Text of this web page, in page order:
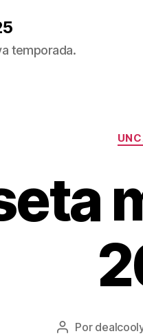
temporada.
Autor
Por